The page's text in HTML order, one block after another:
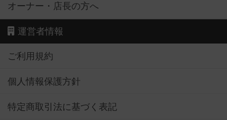
オーナー・店長の方へ
運営者情報
ご利用規約
個人情報保護方針
特定商取引法に基づく表記